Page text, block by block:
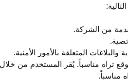
من الشركة.
المتعلقة بالأمور الأمنية.
تراه مناسباً. يُقر المستخدم من
مناسباً.